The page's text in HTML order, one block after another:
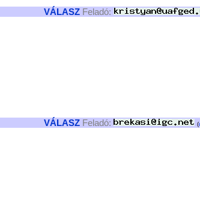
VÁLASZ Feladó:
VÁLASZ Feladó: (